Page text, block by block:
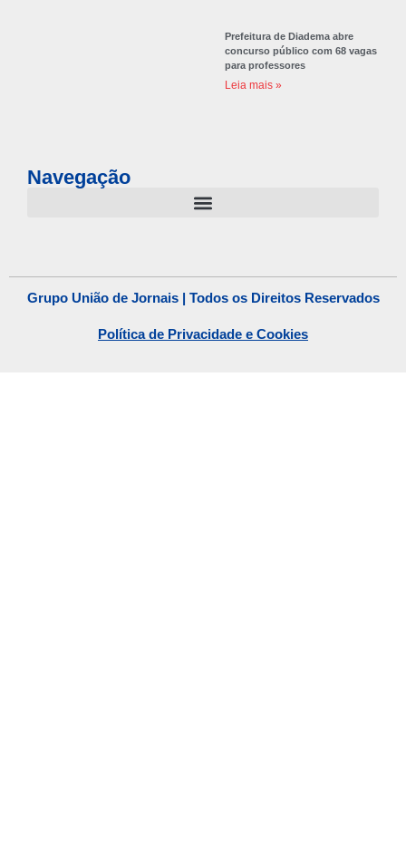
Prefeitura de Diadema abre
concurso público com 68 vagas
para professores
Leia mais »
Navegação
Grupo União de Jornais | Todos os Direitos Reservados
Política de Privacidade e Cookies